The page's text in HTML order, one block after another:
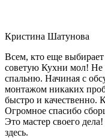
Кристина Шатунова
Всем, кто еще
советую Кухни мол! Не
спальню. Начиная с
монтажом никаких
быстро и качественно.
Огромное спасибо
Это мастер своего
здесь.